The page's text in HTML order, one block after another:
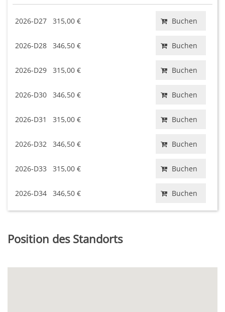
2026-D27 315,00 € Buchen
2026-D28 346,50 € Buchen
2026-D29 315,00 € Buchen
2026-D30 346,50 € Buchen
2026-D31 315,00 € Buchen
2026-D32 346,50 € Buchen
2026-D33 315,00 € Buchen
2026-D34 346,50 € Buchen
Position des Standorts